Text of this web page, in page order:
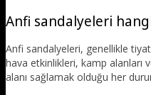
Anfi sandalyeleri
Anfi sandalyeleri, genellikle
hava etkinlikleri, kamp alanları
alanı sağlamak olduğu her